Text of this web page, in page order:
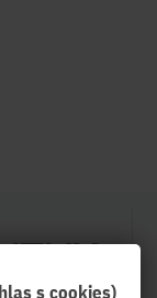
s cookies)